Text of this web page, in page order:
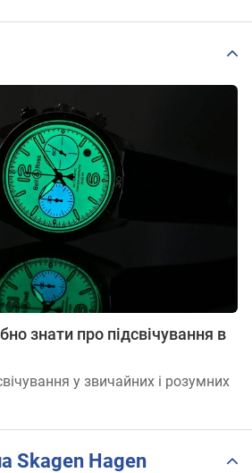
знати про підсвічування в
у звичайних і розумних
Skagen Hagen